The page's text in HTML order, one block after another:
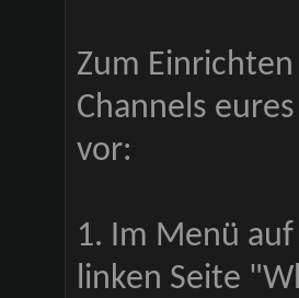
Zum
Channels
vor:
1. Im Menü
linken Seite